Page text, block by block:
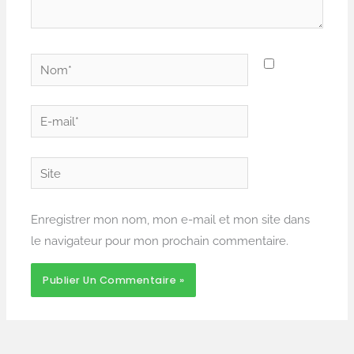
Nom*
E-
mail*
Site
Enregistrer mon nom, mon e-mail et mon site dans
le navigateur pour mon prochain commentaire.